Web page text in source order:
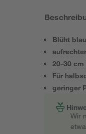
Blüht blau
20-30 cm
Für
geringer
Wir